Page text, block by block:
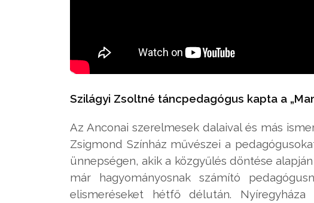
Szilágyi Zsoltné táncpedagógus kapta a
Az Anconai szerelmesek dalaival és más
Zsigmond Színház művészei a
ünnepségen, akik a közgyűlés döntése
már hagyományosnak számító
elismeréseket hétfő délután.